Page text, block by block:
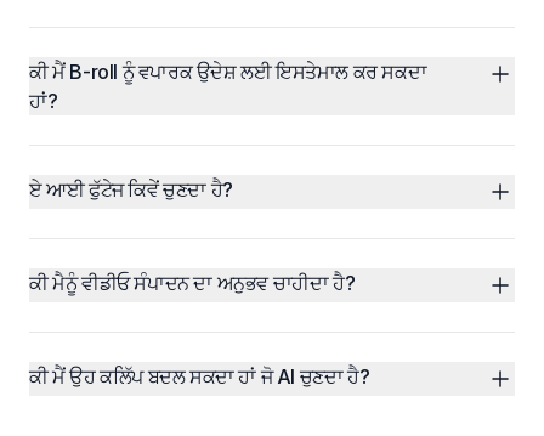
ਕੀ ਮੈਂ B-roll ਨੂੰ ਵਪਾਰਕ ਉਦੇਸ਼ ਲਈ ਇਸਤੇਮਾਲ ਕਰ ਸਕਦਾ
ਹਾਂ?
ਏ ਆਈ ਫੁੱਟੇਜ ਕਿਵੇਂ ਚੁਣਦਾ ਹੈ?
ਕੀ ਮੈਨੂੰ ਵੀਡੀਓ ਸੰਪਾਦਨ ਦਾ ਅਨੁਭਵ ਚਾਹੀਦਾ ਹੈ?
ਕੀ ਮੈਂ ਉਹ ਕਲਿੱਪ ਬਦਲ ਸਕਦਾ ਹਾਂ ਜੋ AI ਚੁਣਦਾ ਹੈ?